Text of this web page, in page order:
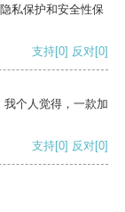
私保护和安全性保
支持[0] 反对[0]
个人觉得，一款加
支持[0] 反对[0]